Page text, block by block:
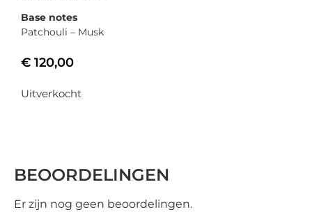
Base notes
Patchouli – Musk
€ 120,00
Uitverkocht
BEOORDELINGEN
Er zijn nog geen beoordelingen.